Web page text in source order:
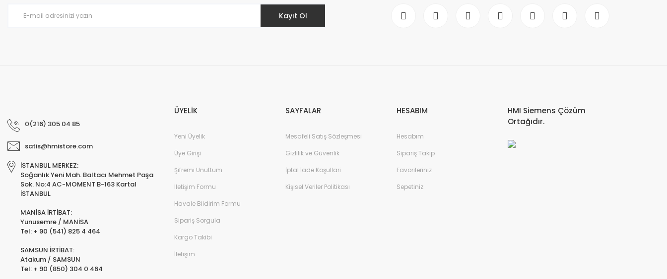
Kayıt Ol
0(216) 305 04 85
satis@hmistore.com
İSTANBUL MERKEZ:
Soğanlık Yeni Mah. Baltacı Mehmet Paşa
Sok. No:4 AC-MOMENT B-163 Kartal
İSTANBUL
MANİSA İRTİBAT:
Yunusemre / MANİSA
Tel: + 90 (541) 825 4 464
SAMSUN İRTİBAT:
Atakum / SAMSUN
Tel: + 90 (850) 304 0 464
ÜYELİK
Yeni Üyelik
Üye Girişi
Şifremi Unuttum
İletişim Formu
Havale Bildirim Formu
Sipariş Sorgula
Kargo Takibi
İletişim
SAYFALAR
Mesafeli Satış Sözleşmesi
Gizlilik ve Güvenlik
İptal İade Koşullari
Kişisel Veriler Politikası
HESABIM
Hesabım
Sipariş Takip
Favorileriniz
Sepetiniz
HMI Siemens Çözüm
Ortağıdır.